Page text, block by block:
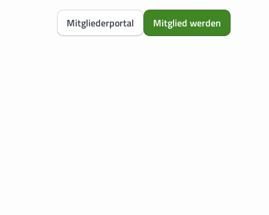
Mitgliederportal Mitglied werden